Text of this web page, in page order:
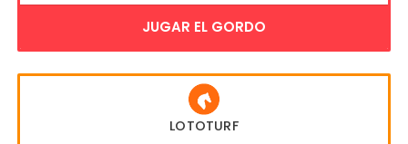
JUGAR EL GORDO
LOTOTURF